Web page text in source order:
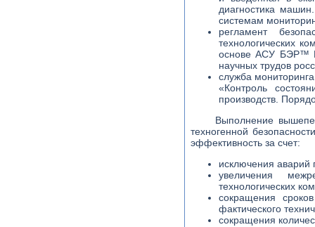
диагностика
системам
регламент
технологических
основе АСУ БЭР™
научных трудов
служба
«Контроль
производств.
Выполнение
техногенной
эффективность за счет:
исключения аварий
увеличения
технологических
сокращения
фактического
сокращения